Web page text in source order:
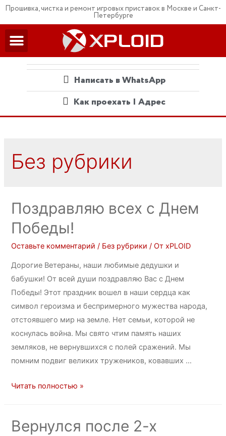
Прошивка, чистка и ремонт игровых приставок в Москве и Санкт-
Петербурге
Написать в WhatsApp
Как проехать | Адрес
Без рубрики
Поздравляю всех с Днем
Победы!
Оставьте комментарий / Без рубрики / ОтxPLOID
Дорогие Ветераны, наши любимые дедушки и
бабушки! От всей души поздравляю Вас с Днем
Победы! Этот праздник вошел в наши сердца как
символ героизма и беспримерного мужества народа,
отстоявшего мир на земле. Нет семьи, которой не
коснулась война. Мы свято чтим память наших
земляков, не вернувшихся с полей сражений. Мы
помним подвиг великих тружеников, ковавших …
Читать полностью »
Вернулся после 2-х